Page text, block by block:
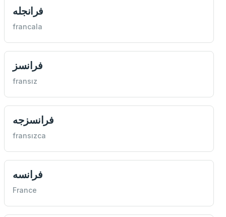
فرانجله
francala
فرانسز
fransız
فرانسزجه
fransızca
فرانسه
France